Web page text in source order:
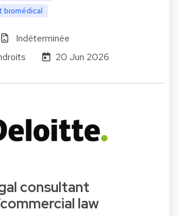
biomédical
Indéterminée
20 Jun 2026
consultant
law